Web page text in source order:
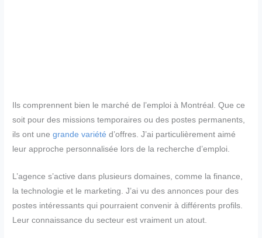
Ils comprennent bien le marché de l’emploi à Montréal. Que ce
soit pour des missions temporaires ou des postes permanents,
ils ont unegrande variété d’offres. J’ai particulièrement aimé
leur approche personnalisée lors de la recherche d’emploi.
L’agence s’active dans plusieurs domaines, comme la finance,
la technologie et le marketing. J’ai vu des annonces pour des
postes intéressants qui pourraient convenir à différents profils.
Leur connaissance du secteur est vraiment un atout.